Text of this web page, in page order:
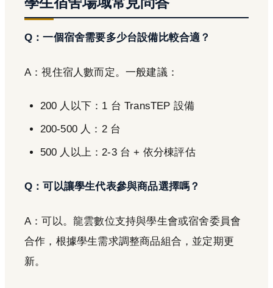
Q：一個宿舍需要多少台設備比較合適？
A：視住宿人數而定。一般建議：
200 人以下：1 台 TransTEP 設備
200-500 人：2 台
500 人以上：2-3 台 + 依分棟評估
Q：可以讓學生代表參與商品選擇嗎？
A：可以。龍雲數位支持與學生會或宿舍委員會
合作，根據學生需求調整商品組合，並定期更
新。